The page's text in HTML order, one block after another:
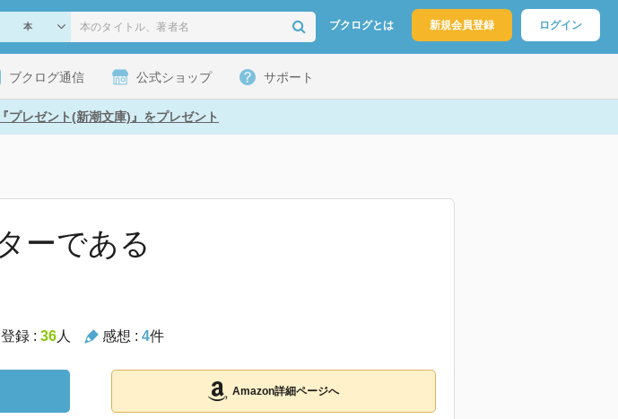
ブクログとは 新規会員登録 ログイン
ブクログ通信 公式ショップ サポート
プレゼント(新潮文庫)』をプレゼント
ーである
録 : 36人 感想 : 4件
Amazon詳細ページへ